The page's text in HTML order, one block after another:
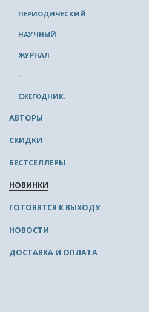
ПЕРИОДИЧЕСКИЙ
НАУЧНЫЙ
ЖУРНАЛ
–
ЕЖЕГОДНИК.
АВТОРЫ
СКИДКИ
БЕСТСЕЛЛЕРЫ
НОВИНКИ
ГОТОВЯТСЯ К ВЫХОДУ
НОВОСТИ
ДОСТАВКА И ОПЛАТА